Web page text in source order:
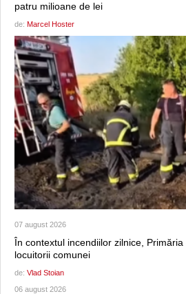
patru milioane de lei
de: Marcel Hoster
07 august 2026
În contextul incendiilor zilnice,
locuitorii comunei
de: Vlad Stoian
06 august 2026